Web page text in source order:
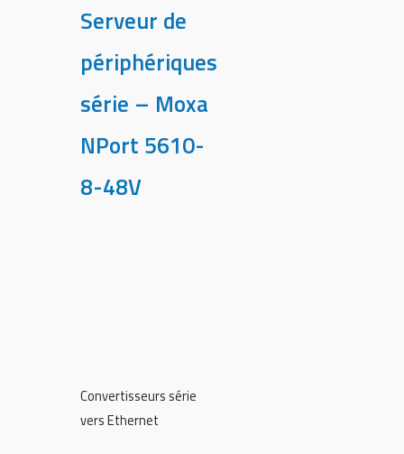
Serveur de
périphériques
série – Moxa
NPort 5610-
8-48V
Convertisseurs série
vers Ethernet